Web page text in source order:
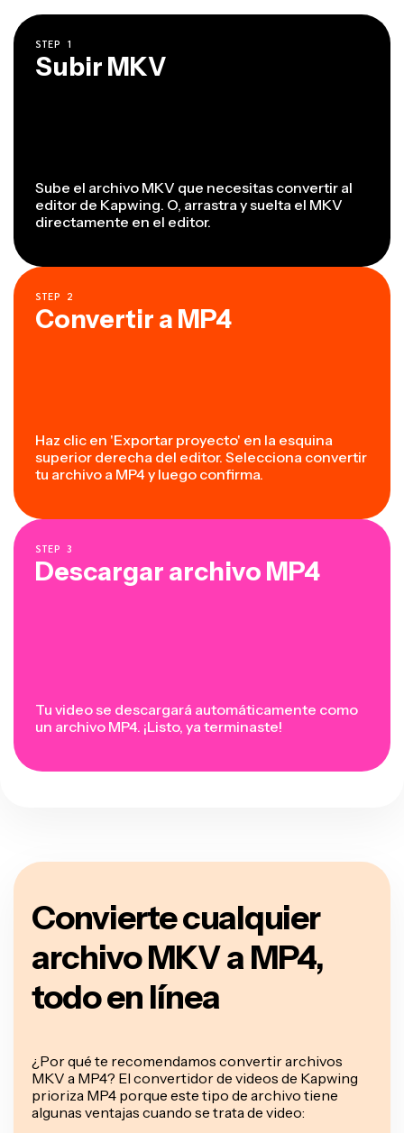
STEP 1
Subir MKV
Sube el archivo MKV que necesitas convertir al
editor de Kapwing. O, arrastra y suelta el MKV
directamente en el editor.
STEP 2
Convertir a MP4
Haz clic en 'Exportar proyecto' en la esquina
superior derecha del editor. Selecciona convertir
tu archivo a MP4 y luego confirma.
STEP 3
Descargar archivo MP4
Tu video se descargará automáticamente como
un archivo MP4. ¡Listo, ya terminaste!
Convierte cualquier
archivo MKV a MP4,
todo en línea
¿Por qué te recomendamos convertir archivos
MKV a MP4? El convertidor de videos de Kapwing
prioriza MP4 porque este tipo de archivo tiene
algunas ventajas cuando se trata de video: